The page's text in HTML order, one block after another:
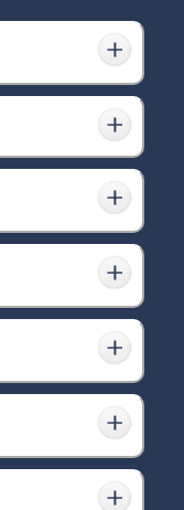
百利艺术涂料
期卡百利新店